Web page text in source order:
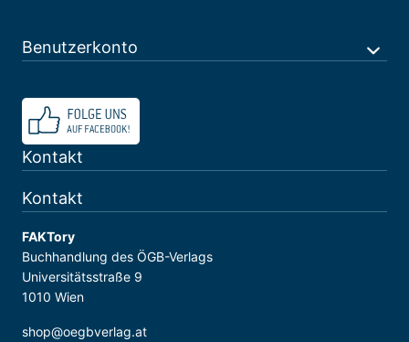
Benutzerkonto
Kontakt
Kontakt
FAKTory
Buchhandlung des ÖGB-Verlags
Universitätsstraße 9
1010 Wien
shop@oegbverlag.at